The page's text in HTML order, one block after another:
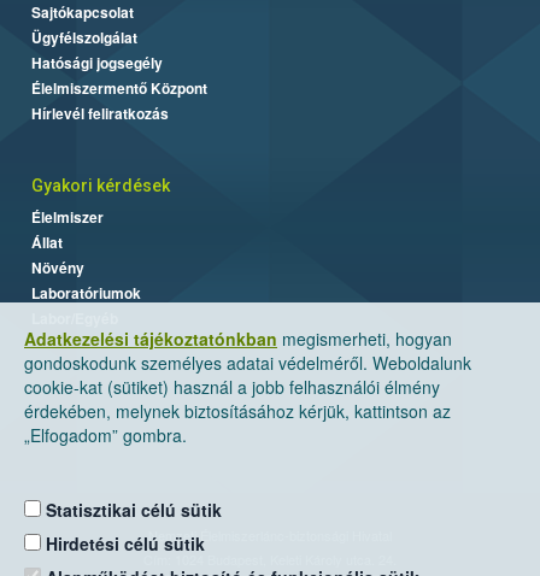
Adatkezelési tájékoztatónkban megismerheti, hogyan
gondoskodunk személyes adatai védelméről. Weboldalunk
cookie-kat (sütiket) használ a jobb felhasználói élmény
érdekében, melynek biztosításához kérjük, kattintson az
„Elfogadom” gombra.
Statisztikai célú sütik
Hirdetési célú sütik
Sajtókapcsolat
Ügyfélszolgálat
Hatósági jogsegély
Élelmiszermentő Központ
Hírlevél feliratkozás
Gyakori kérdések
Élelmiszer
Állat
Növény
Laboratóriumok
Nemzeti Élelmiszerlánc-biztonsági Hivatal